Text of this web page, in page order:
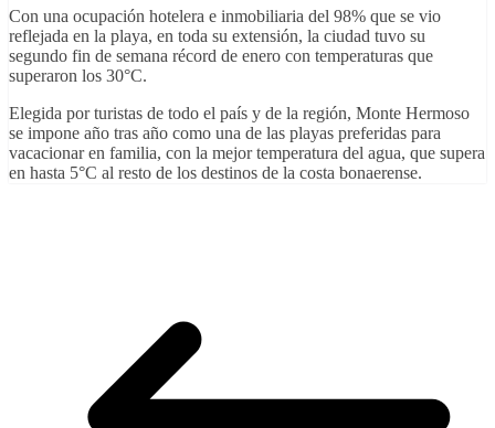
Con una ocupación hotelera e inmobiliaria del 98% que se vio
reflejada en la playa, en toda su extensión, la ciudad tuvo su
segundo fin de semana récord de enero con temperaturas que
superaron los 30°C.
Elegida por turistas de todo el país y de la región, Monte Hermoso
se impone año tras año como una de las playas preferidas para
vacacionar en familia, con la mejor temperatura del agua, que supera
en hasta 5°C al resto de los destinos de la costa bonaerense.